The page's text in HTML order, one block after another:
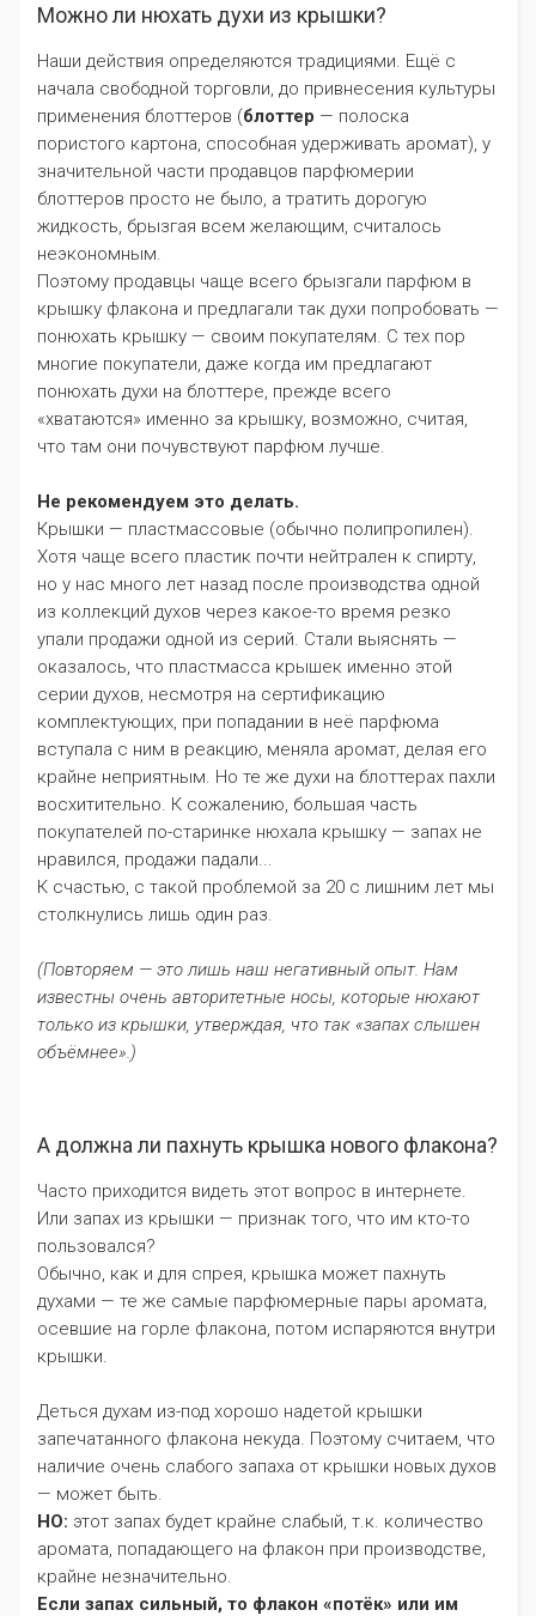
Можно ли нюхать духи из крышки?
Наши действия определяются традициями. Ещё с
начала свободной торговли, до привнесения культуры
применения блоттеров (блоттер — полоска
пористого картона, способная удерживать аромат), у
значительной части продавцов парфюмерии
блоттеров просто не было, а тратить дорогую
жидкость, брызгая всем желающим, считалось
неэкономным.
Поэтому продавцы чаще всего брызгали парфюм в
крышку флакона и предлагали так духи попробовать —
понюхать крышку — своим покупателям. С тех пор
многие покупатели, даже когда им предлагают
понюхать духи на блоттере, прежде всего
«хватаются» именно за крышку, возможно, считая,
что там они почувствуют парфюм лучше.
Не рекомендуем это делать.
Крышки — пластмассовые (обычно полипропилен).
Хотя чаще всего пластик почти нейтрален к спирту,
но у нас много лет назад после производства одной
из коллекций духов через какое-то время резко
упали продажи одной из серий. Стали выяснять —
оказалось, что пластмасса крышек именно этой
серии духов, несмотря на сертификацию
комплектующих, при попадании в неё парфюма
вступала с ним в реакцию, меняла аромат, делая его
крайне неприятным. Но те же духи на блоттерах пахли
восхитительно. К сожалению, большая часть
покупателей по-старинке нюхала крышку — запах не
нравился, продажи падали...
К счастью, с такой проблемой за 20 с лишним лет мы
столкнулись лишь один раз.
(Повторяем — это лишь наш негативный опыт. Нам
известны очень авторитетные носы, которые нюхают
только из крышки, утверждая, что так «запах слышен
объёмнее».)
А должна ли пахнуть крышка нового флакона?
Часто приходится видеть этот вопрос в интернете.
Или запах из крышки — признак того, что им кто-то
пользовался?
Обычно, как и для спрея, крышка может пахнуть
духами — те же самые парфюмерные пары аромата,
осевшие на горле флакона, потом испаряются внутри
крышки.
Деться духам из-под хорошо надетой крышки
запечатанного флакона некуда. Поэтому считаем, что
наличие очень слабого запаха от крышки новых духов
— может быть.
НО: этот запах будет крайне слабый, т.к. количество
аромата, попадающего на флакон при производстве,
крайне незначительно.
Если запах сильный, то флакон «потёк» или им